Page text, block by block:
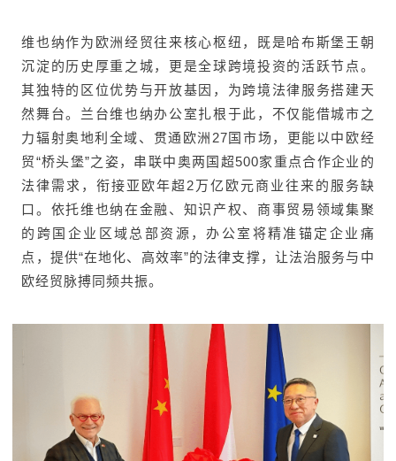
维也纳作为欧洲经贸往来核心枢纽，既是哈布斯堡王朝
沉淀的历史厚重之城，更是全球跨境投资的活跃节点。
其独特的区位优势与开放基因，为跨境法律服务搭建天
然舞台。兰台维也纳办公室扎根于此，不仅能借城市之
力辐射奥地利全域、贯通欧洲27国市场，更能以中欧经
贸“桥头堡”之姿，串联中奥两国超500家重点合作企业的
法律需求，衔接亚欧年超2万亿欧元商业往来的服务缺
口。依托维也纳在金融、知识产权、商事贸易领域集聚
的跨国企业区域总部资源，办公室将精准锚定企业痛
点，提供“在地化、高效率”的法律支撑，让法治服务与中
欧经贸脉搏同频共振。